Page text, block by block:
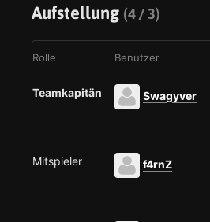
Aufstellung (4 / 3)
Rolle Benutzer
Teamkapitän Swagyver
Mitspieler f4rnZ